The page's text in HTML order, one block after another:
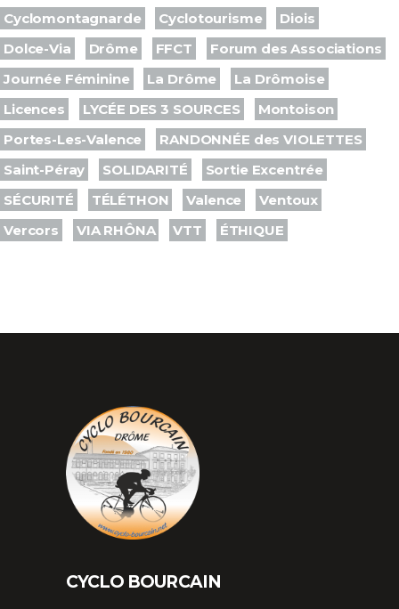
Cyclomontagnarde
Cyclotourisme
Diois
Dolce-Via
Drôme FFCT
Forum des Associations
Journée Féminine
La Drôme
La Drômoise
Licences
LYCÉE DES 3 SOURCES
Montoison
Portes-Les-Valence
RANDONNÉE des VIOLETTES
Saint-Péray
SOLIDARITÉ
Sortie Excentrée
SÉCURITÉ
TÉLÉTHON Valence
Ventoux
Vercors
VIA RHÔNA VTT ÉTHIQUE
CYCLO BOURCAIN